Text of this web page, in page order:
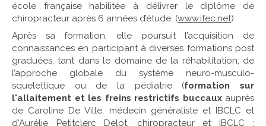
école française habilitée à délivrer le diplôme de
chiropracteur après 6 années d’étude. (www.ifec.net)
Après sa formation, elle poursuit l’acquisition de
connaissances en participant à diverses formations post
graduées, tant dans le domaine de la réhabilitation, de
l’approche globale du système neuro-musculo-
squelettique ou de la pédiatrie (formation sur
l'allaitement et les freins restrictifs buccauxauprès
de Caroline De Ville, médecin généraliste et IBCLC et
d'Aurélie Petitclerc Delot, chiropracteur et IBCLC ;